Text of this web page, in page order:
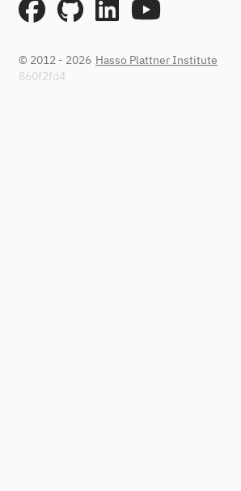
© 2012 - 2026 Hasso Plattner Institute
860f2fd4